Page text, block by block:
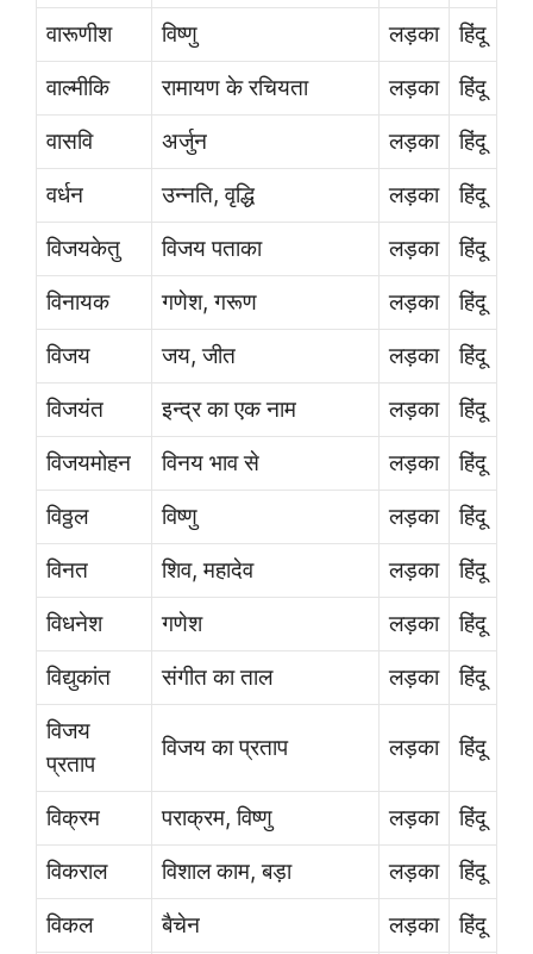
वारूणीश
विष्णु लड़का
हिंदू
वाल्मीकि
रामायण के रचियता लड़का
हिंदू
वासवि
अर्जुन लड़का
हिंदू
वर्धन
उन्नति, वृद्धि लड़का
हिंदू
विजयकेतु
विजय पताका लड़का
हिंदू
विनायक
गणेश, गरूण लड़का
हिंदू
विजय
जय, जीत लड़का
हिंदू
विजयंत
इन्द्र का एक नाम लड़का
हिंदू
विजयमोहन
विनय भाव से लड़का
हिंदू
विठ्ठल
विष्णु लड़का
हिंदू
विनत
शिव, महादेव लड़का
हिंदू
विधनेश
गणेश लड़का
हिंदू
विद्युकांत
संगीत का ताल लड़का
हिंदू
विजय
प्रताप
विजय का प्रताप लड़का हिंदू
विक्रम पराक्रम, विष्णु लड़का
हिंदू
विकराल
विशाल काम, बड़ा लड़का
हिंदू
विकल
बैचेन लड़का
हिंदू